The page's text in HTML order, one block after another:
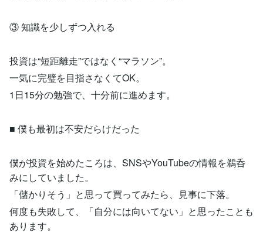
③ 知識を少しずつ入れる
投資は“短距離走”ではなく“マラソン”。
一気に完璧を目指さなくてOK。
1日15分の勉強で、十分前に進めます。
■ 僕も最初は不安だらけだった
僕が投資を始めたころは、SNSやYouTubeの情報を鵜呑
みにしていました。
「儲かりそう」と思って買ってみたら、見事に下落。
何度も失敗して、「自分には向いてない」と思ったことも
あります。